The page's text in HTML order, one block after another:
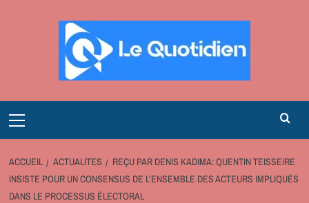
Menu
ACCUEIL ACTUALITES
REÇU PAR DENIS KADIMA: QUENTIN TEISSEIRE
INSISTE POUR UN CONSENSUS DE L’ENSEMBLE DES ACTEURS IMPLIQUÉS
DANS LE PROCESSUS ÉLECTORAL